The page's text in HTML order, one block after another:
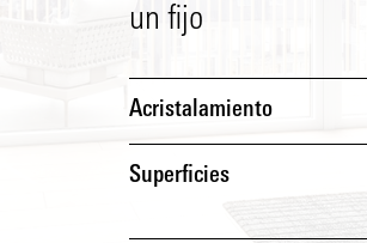
un fijo
Acristalamiento
Superficies